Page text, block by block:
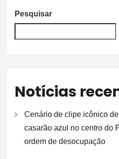
Pesquisar
Notícias
Cenário de clipe icônico
casarão azul no centro do
ordem de desocupação